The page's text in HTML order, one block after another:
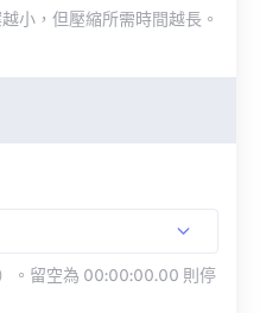
小，但壓縮所需時間越長。
。留空為 00:00:00.00 則停